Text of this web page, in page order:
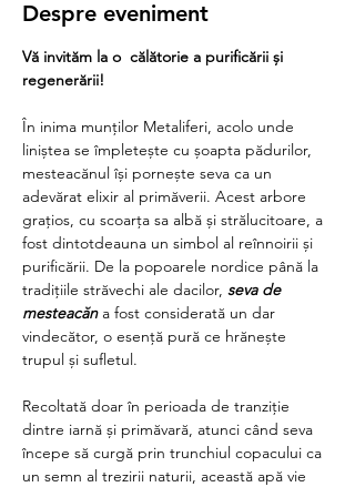
Despre eveniment
Vă invităm la o  călătorie a purificării și
regenerării!
În inima munților Metaliferi, acolo unde
liniștea se împletește cu șoapta pădurilor,
mesteacănul își pornește seva ca un
adevărat elixir al primăverii. Acest arbore
grațios, cu scoarța sa albă și strălucitoare, a
fost dintotdeauna un simbol al reînnoirii și
purificării. De la popoarele nordice până la
tradițiile străvechi ale dacilor, seva de
mesteacăn a fost considerată un dar
vindecător, o esență pură ce hrănește
trupul și sufletul.
Recoltată doar în perioada de tranziție
dintre iarnă și primăvară, atunci când seva
începe să curgă prin trunchiul copacului ca
un semn al trezirii naturii, această apă vie